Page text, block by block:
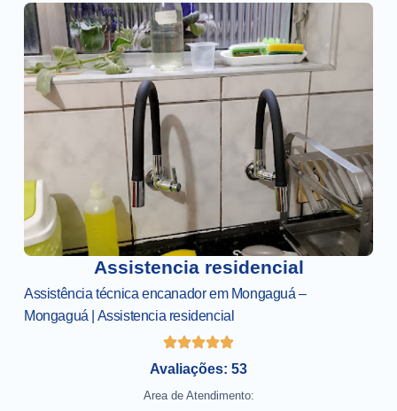
Assistencia residencial
Assistência técnica encanador em Mongaguá –
Mongaguá | Assistencia residencial
Avaliações: 53
Area de Atendimento: